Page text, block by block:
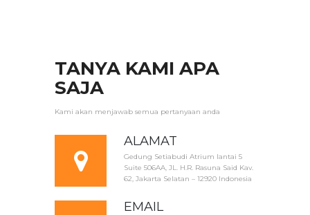
TANYA KAMI APA
SAJA
Kami akan menjawab semua pertanyaan anda
ALAMAT
Gedung Setiabudi Atrium lantai 5
Suite 506AA, JL. H.R. Rasuna Said Kav.
62, Jakarta Selatan – 12920 Indonesia
EMAIL